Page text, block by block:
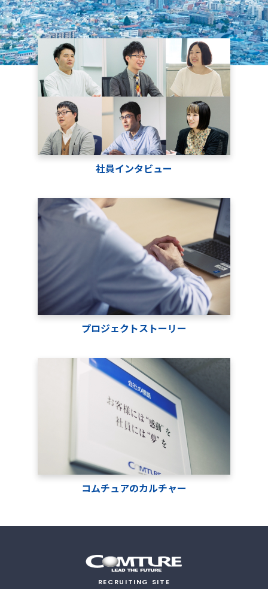
社員インタビュー
プロジェクトストーリー
コムチュアのカルチャー
RECRUITING SITE